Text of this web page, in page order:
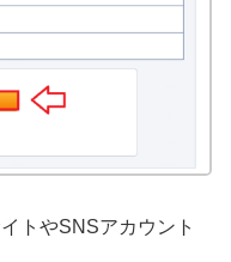
トやSNSアカウント